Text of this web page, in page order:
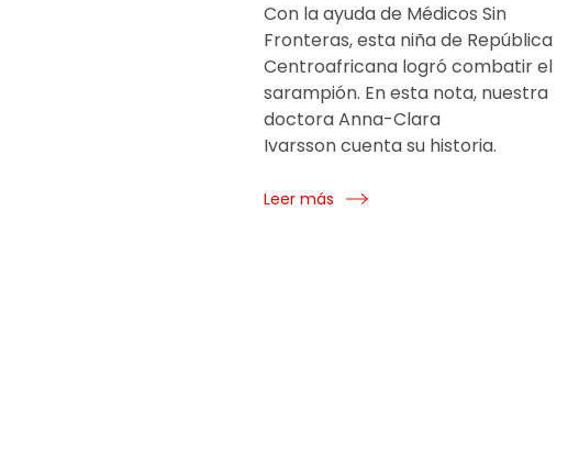
Con la ayuda de Médicos Sin
Fronteras, esta niña de República
Centroafricana logró combatir el
sarampión. En esta nota, nuestra
doctora Anna-Clara
Ivarsson cuenta su historia.
Leer más